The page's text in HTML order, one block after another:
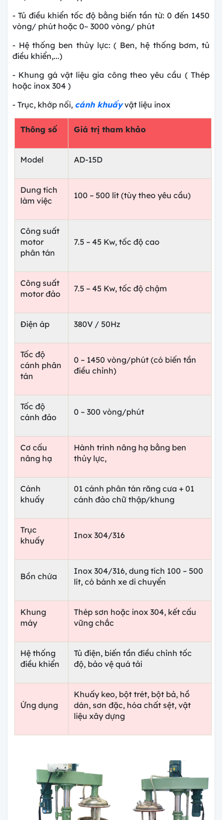
- Tủ điều khiển tốc độ bằng biến tần từ: 0 đến 1450
vòng/ phút hoặc 0~ 3000 vòng/ phút
- Hệ thống ben thủy lực: ( Ben, hệ thống bơm, tủ
điều khiển,...)
- Khung gá vật liệu gia công theo yêu cầu ( Thép
hoặc inox 304 )
- Trục, khớp nối, cánh khuấyvật liệu inox
Thông số Giá trị tham khảo
Model AD-15D
Dung tích
làm việc
100 – 500 lít (tùy theo yêu cầu)
Công suất
motor
phân tán
7.5 – 45 Kw, tốc độ cao
Công suất
motor đảo
7.5 – 45 Kw, tốc độ chậm
Điện áp 380V / 50Hz
Tốc độ
cánh phân
tán
0 – 1450 vòng/phút (có biến tần
điều chỉnh)
Tốc độ
cánh đảo
0 – 300 vòng/phút
Cơ cấu
nâng hạ
Hành trình nâng hạ bằng ben
thủy lực,
Cánh
khuấy
01 cánh phân tán răng cưa + 01
cánh đảo chữ thập/khung
Trục
khuấy
Inox 304/316
Bồn chứa
Inox 304/316, dung tích 100 – 500
lít, có bánh xe di chuyển
Khung
máy
Thép sơn hoặc inox 304, kết cấu
vững chắc
Hệ thống
điều khiển
Tủ điện, biến tần điều chỉnh tốc
độ, bảo vệ quá tải
Ứng dụng
Khuấy keo, bột trét, bột bả, hồ
dán, sơn đặc, hóa chất sệt, vật
liệu xây dựng